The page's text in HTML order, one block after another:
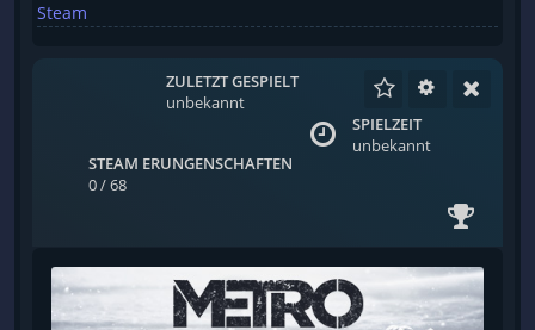
Steam
ZULETZT GESPIELT
unbekannt
SPIELZEIT
unbekannt
STEAM ERUNGENSCHAFTEN
0 / 68